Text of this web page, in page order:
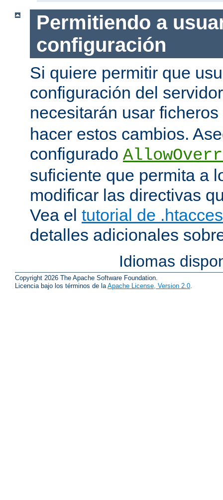
Permitiendo a
configuración
Si quiere permitir que
configuración del
necesitarán usar ficheros
hacer estos cambios.
configurado
suficiente que permita a
modificar las directivas
Vea el tutorial de
detalles adicionales
Idiomas
Copyright 2026 The Apache Software Foundation.
Licencia bajo los términos de laApache License, Version 2.0.